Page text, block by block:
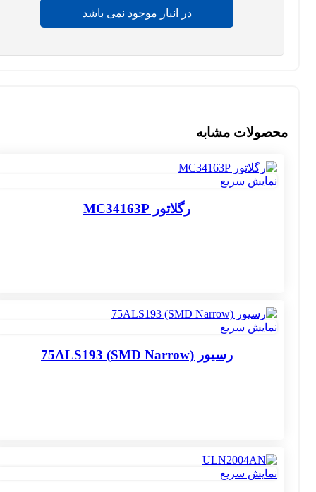
در انبار موجود نمی باشد
محصولات مشابه
نمایش سریع
رگلاتور MC34163P
نمایش سریع
رسیور 75ALS193 (SMD Narrow)
نمایش سریع